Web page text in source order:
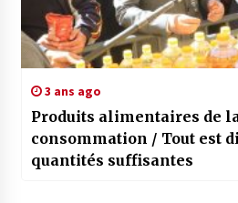
3 ans ago
Produits alimentaires de
consommation / Tout est
quantités suffisantes